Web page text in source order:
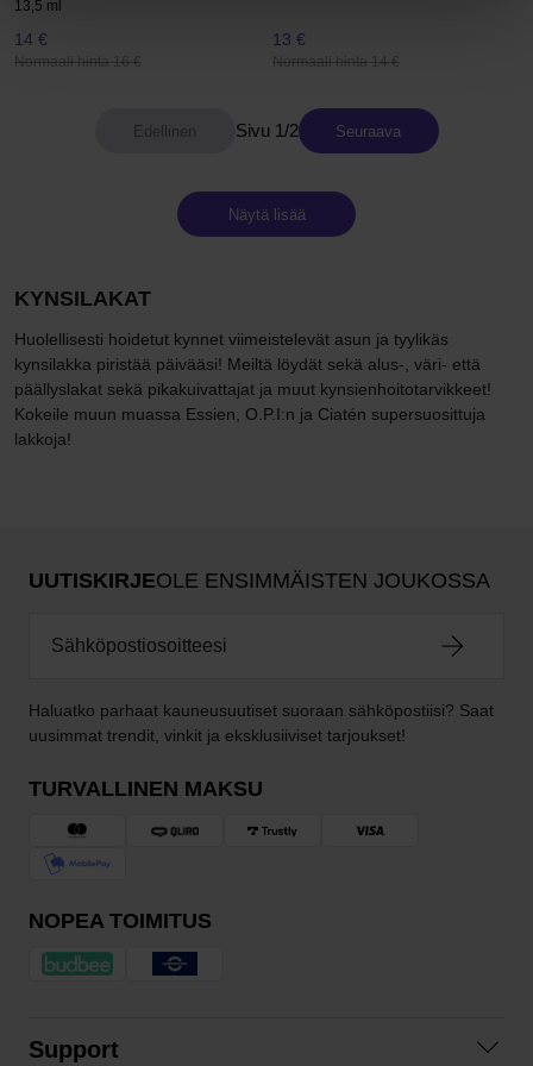
13,5 ml
14 €
Normaali hinta 16 €
13 €
Normaali hinta 14 €
Sivu 1/2 Seuraava
Näytä lisää
KYNSILAKAT
Huolellisesti hoidetut kynnet viimeistelevät asun ja tyylikäs
kynsilakka piristää päivääsi! Meiltä löydät sekä alus-, väri- että
päällyslakat sekä pikakuivattajat ja muut kynsienhoitotarvikkeet!
Kokeile muun muassa Essien, O.P.I:n ja Ciatén supersuosittuja
lakkoja!
UUTISKIRJEOLE ENSIMMÄISTEN JOUKOSSA
Haluatko parhaat kauneusuutiset suoraan sähköpostiisi? Saat
uusimmat trendit, vinkit ja eksklusiiviset tarjoukset!
TURVALLINEN MAKSU
NOPEA TOIMITUS
Support